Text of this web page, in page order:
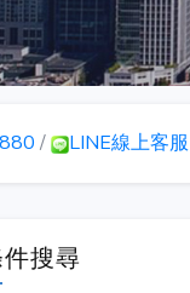
/ LINE線上客服
搜尋